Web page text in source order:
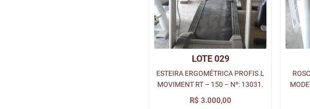
LOTE 029
ESTEIRA ERGOMÉTRICA PROFIS.L
MOVIMENT RT – 150 – Nº: 13031.
R$ 3.000,00